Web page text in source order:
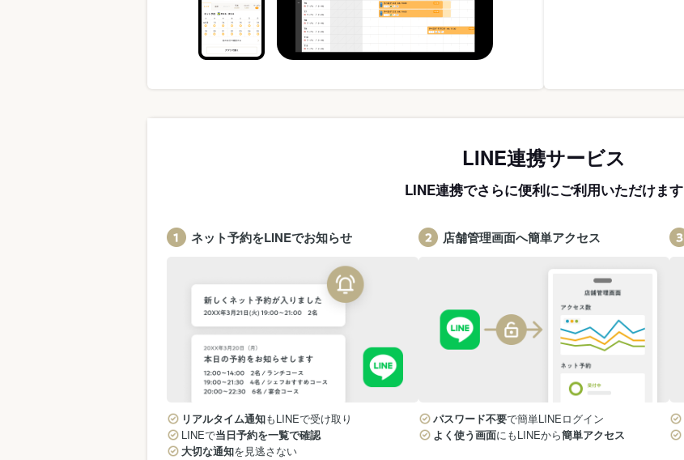
LINE連携サービス
LINE連携でさらに便利にご利用いただけます
ネット予約をLINEでお知らせ
リアルタイム通知もLINEで受け取り
LINEで当日予約を一覧で確認
大切な通知を見逃さない
店舗管理画面へ簡単アクセス
パスワード不要で簡単LINEログイン
よく使う画面にもLINEから簡単アクセス